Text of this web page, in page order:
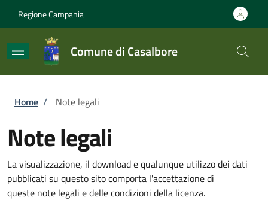
Regione Campania
Comune di Casalbore
Briciole di pane
Home / Note legali
Note legali
La visualizzazione, il download e qualunque utilizzo dei dati
pubblicati su questo sito comporta l'accettazione di
queste note legali e delle condizioni della licenza.